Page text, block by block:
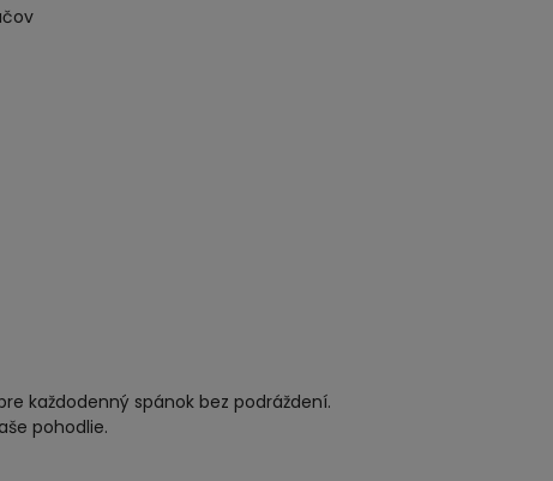
každodenný spánok bez podráždení.
pohodlie.